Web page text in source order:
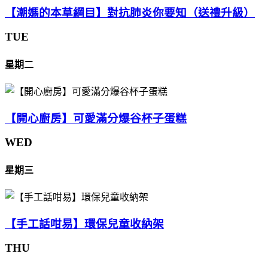
【潮媽的本草綱目】對抗肺炎你要知（送禮升級）
TUE
星期二
【開心廚房】可愛滿分爆谷杯子蛋糕
WED
星期三
【手工話咁易】環保兒童收納架
THU